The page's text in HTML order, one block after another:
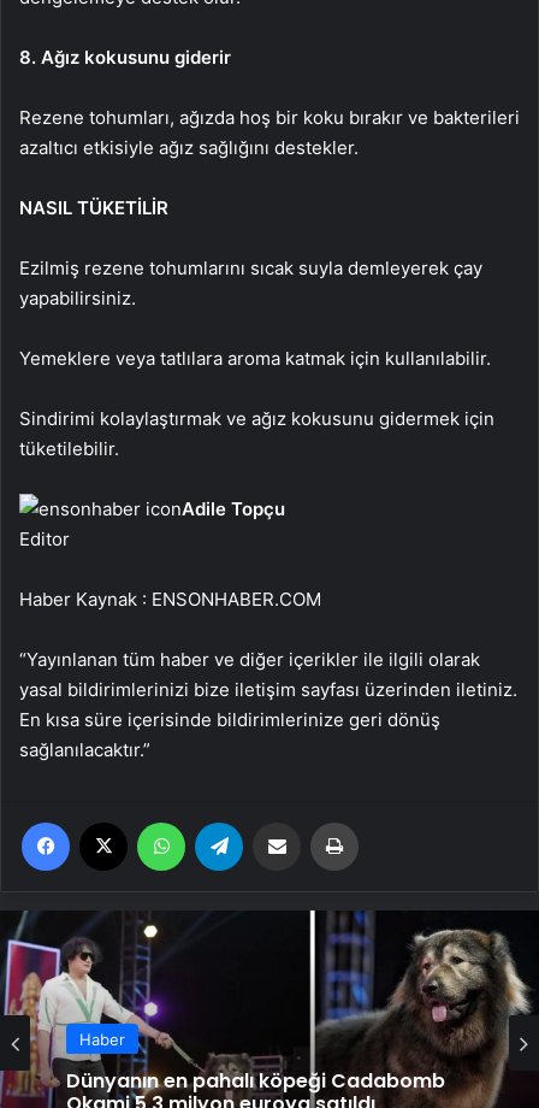
8. Ağız kokusunu giderir
Rezene tohumları, ağızda hoş bir koku bırakır ve bakterileri
azaltıcı etkisiyle ağız sağlığını destekler.
NASIL TÜKETİLİR
Ezilmiş rezene tohumlarını sıcak suyla demleyerek çay
yapabilirsiniz.
Yemeklere veya tatlılara aroma katmak için kullanılabilir.
Sindirimi kolaylaştırmak ve ağız kokusunu gidermek için
tüketilebilir.
Adile Topçu
Editor
Haber Kaynak : ENSONHABER.COM
“Yayınlanan tüm haber ve diğer içerikler ile ilgili olarak
yasal bildirimlerinizi bize iletişim sayfası üzerinden iletiniz.
En kısa süre içerisinde bildirimlerinize geri dönüş
sağlanılacaktır.”
Facebook WhatsApp Email'den paylaş
Haber
Dünyanın en pahalı köpeği Cadabomb
Okami 5,3 milyon euroya satıldı